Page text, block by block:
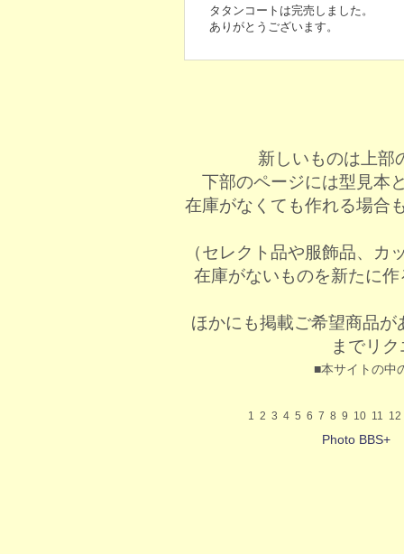
タタンコートは完売しました。
ありがとうございます。
新しいものは上部
下部のページには型見本
在庫がなくても作れる場合
（セレクト品や服飾品、
在庫がないものを新たに
ほかにも掲載ご希望商品が
までリ
■本サイトの中
1 2 3 4 5 6 7 8 9 10 11 12
Photo BBS+